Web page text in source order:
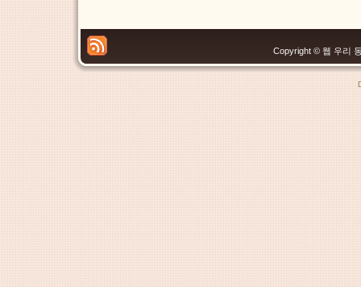
Copyright © 웹 우리